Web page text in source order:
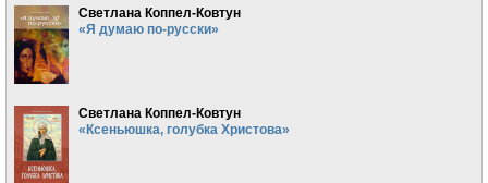
Светлана Коппел-Ковтун
«Я думаю по-русски»
Светлана Коппел-Ковтун
«Ксеньюшка, голубка Христова»